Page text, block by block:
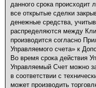
данного срока происходит
все открытые сделки
денежные средства,
распределяются между
производится согласно
Управляемого счета» к
Во время срока действия
Управляемый Счет можно
в соответствии с
может производить